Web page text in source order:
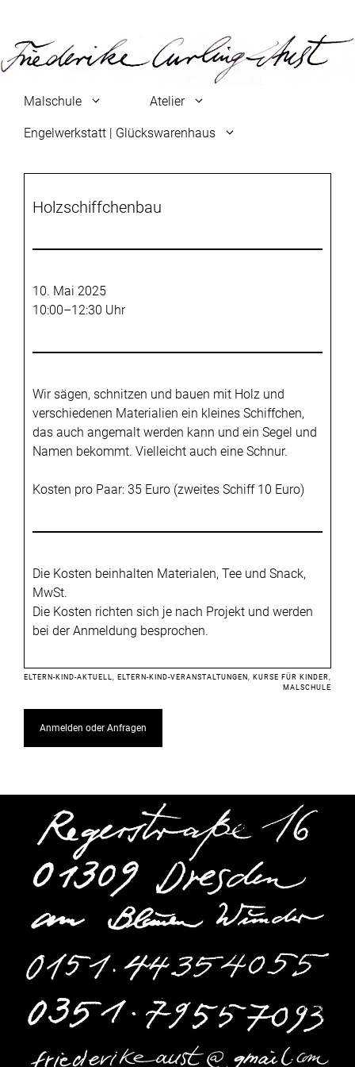
springen
Malschule Atelier
Engelwerkstatt | Glückswarenhaus
Holzschiffchenbau
10. Mai 2025
10:00–12:30 Uhr
Wir sägen, schnitzen und bauen mit Holz und
verschiedenen Materialien ein kleines Schiffchen,
das auch angemalt werden kann und ein Segel und
Namen bekommt. Vielleicht auch eine Schnur.
Kosten pro Paar: 35 Euro (zweites Schiff 10 Euro)
Die Kosten beinhalten Materialen, Tee und Snack,
MwSt.
Die Kosten richten sich je nach Projekt und werden
bei der Anmeldung besprochen.
ELTERN-KIND-AKTUELL, ELTERN-KIND-VERANSTALTUNGEN , KURSE FÜR KINDER
MALSCHULE
Anmelden oder Anfragen